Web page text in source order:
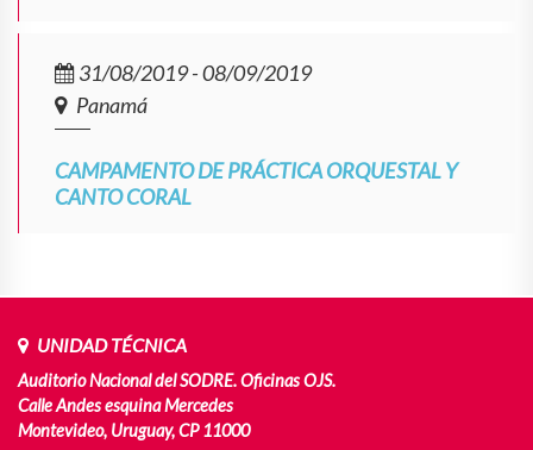
31/08/2019 - 08/09/2019
Panamá
CAMPAMENTO DE PRÁCTICA ORQUESTAL Y
CANTO CORAL
UNIDAD TÉCNICA
Auditorio Nacional del SODRE. Oficinas OJS.
Calle Andes esquina Mercedes
Montevideo, Uruguay, CP 11000